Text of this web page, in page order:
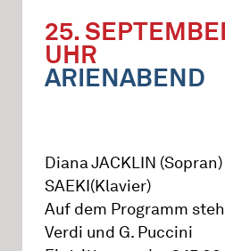
25.
UHR
ARIENABEND
Diana JACKLIN
SAEKI(Klavier)
Auf dem Programm
Verdi und G. Puccini